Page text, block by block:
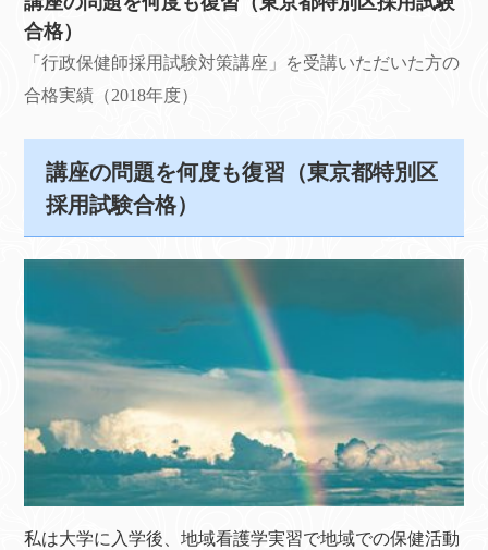
合格）
「行政保健師採用試験対策講座」を受講いただいた方の
合格実績（2018年度）
講座の問題を何度も復習（東京都特別区
採用試験合格）
私は大学に入学後、地域看護学実習で地域での保健活動